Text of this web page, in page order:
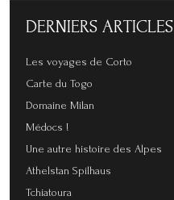
DERNIERS ARTICLES
Les voyages de Corto
Carte du Togo
Domaine Milan
Médocs !
Une autre histoire des Alpes
Athelstan Spilhaus
Tchiatoura